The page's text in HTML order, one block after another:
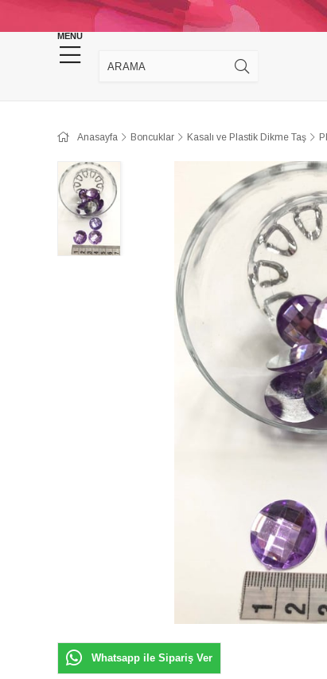
MENU
KINA DÜĞÜN MALZEMELERİ TAKI
Anasayfa Boncuklar Kasalı ve Plastik Dikme Taş
Whatsapp ile Sipariş Ver